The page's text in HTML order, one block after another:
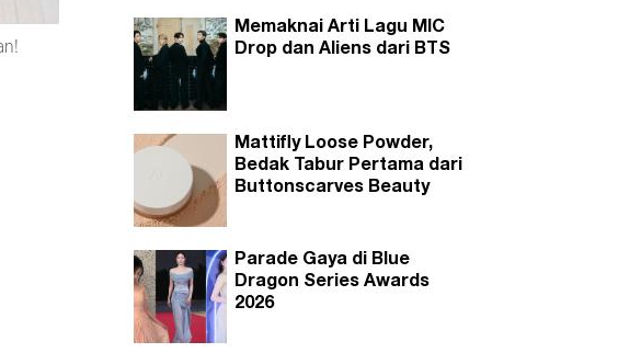
Memaknai Arti Lagu MIC
Drop dan Aliens dari BTS
Mattifly Loose Powder,
Bedak Tabur Pertama dari
Buttonscarves Beauty
Parade Gaya di Blue
Dragon Series Awards
2026